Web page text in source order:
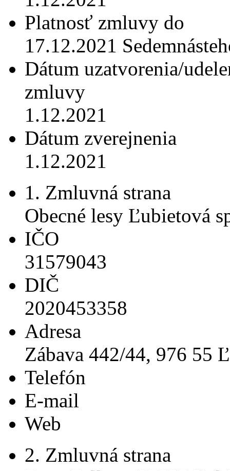
Platnosť zmluvy do
17.12.2021
Dátum uzatvorenia/
zmluvy
1.12.2021
Dátum zverejnenia
1.12.2021
1. Zmluvná strana
Obecné lesy Ľubietová
IČO
31579043
DIČ
2020453358
Adresa
Zábava 442/44, 976 55
Telefón
E-mail
Web
2. Zmluvná strana